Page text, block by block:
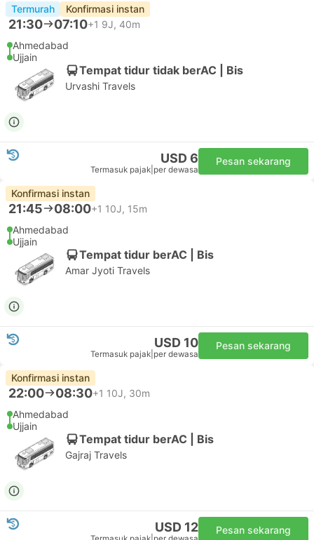
Termurah Konfirmasi instan
21:30 07:10+1 9J, 40m
Ahmedabad
Ujjain
Tempat tidur tidak berAC | Bis
Urvashi Travels
USD 6
Termasuk pajak per dewasa
Pesan sekarang
Konfirmasi instan
21:45 08:00+1 10J, 15m
Ahmedabad
Ujjain
Tempat tidur berAC | Bis
Amar Jyoti Travels
USD 10
Termasuk pajak per dewasa
Pesan sekarang
Konfirmasi instan
22:00 08:30+1 10J, 30m
Ahmedabad
Ujjain
Tempat tidur berAC | Bis
Gajraj Travels
USD 12 Pesan sekarang